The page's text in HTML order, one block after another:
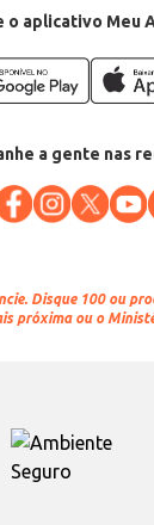
o aplicativo Meu
a gente nas
Disque 100 ou
próxima ou o